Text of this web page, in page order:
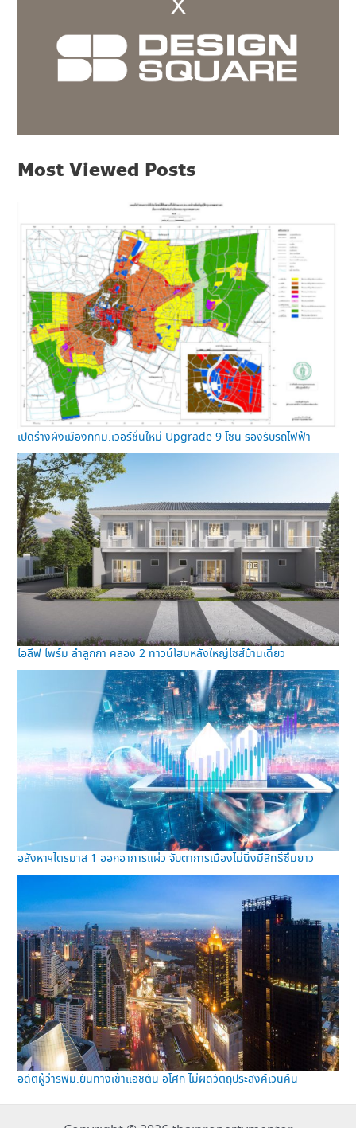
Most Viewed Posts
เปิดร่างผังเมืองกทม.เวอร์ชั่นใหม่ Upgrade 9 โซน รองรับรถไฟฟ้า
ไอลีฟ ไพร์ม ลำลูกกา คลอง 2 ทาวน์โฮมหลังใหญ่ไซส์บ้านเดี่ยว
อสังหาฯไตรมาส 1 ออกอาการแผ่ว จับตาการเมืองไม่นิ่งมีสิทธิ์ซึมยาว
อดีตผู้ว่ารฟม.ยันทางเข้าแอชตัน อโศก ไม่ผิดวัตถุประสงค์เวนคืน